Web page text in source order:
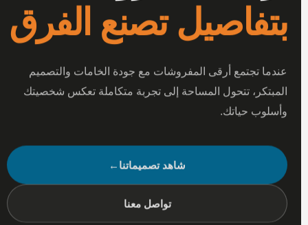
بتفاصيل تصنع الفرق
عندما تجتمع أرقى المفروشات مع جودة الخامات والتصميم
المبتكر، تتحول المساحة إلى تجربة متكاملة تعكس شخصيتك
وأسلوب حياتك.
شاهد تصميماتنا←
تواصل معنا